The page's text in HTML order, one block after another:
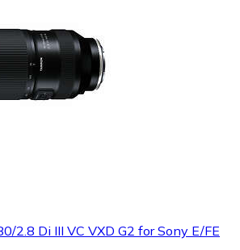
2.8 Di III VC VXD G2 for Sony E/FE